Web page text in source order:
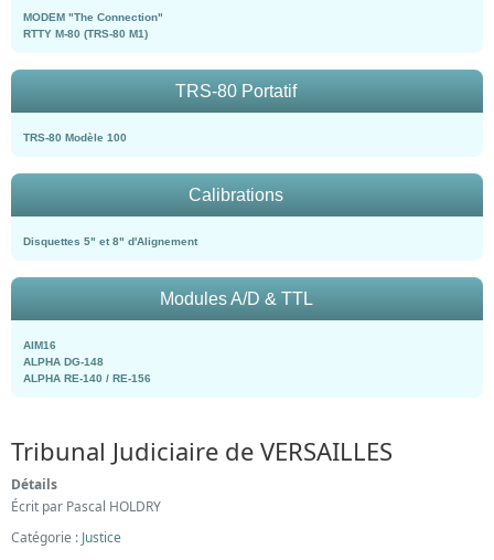
MODEM "The Connection"
RTTY M-80 (TRS-80 M1)
TRS-80 Portatif
TRS-80 Modèle 100
Calibrations
Disquettes 5" et 8" d'Alignement
Modules A/D & TTL
AIM16
ALPHA DG-148
ALPHA RE-140 / RE-156
Tribunal Judiciaire de VERSAILLES
Détails
Écrit par Pascal HOLDRY
Catégorie : Justice